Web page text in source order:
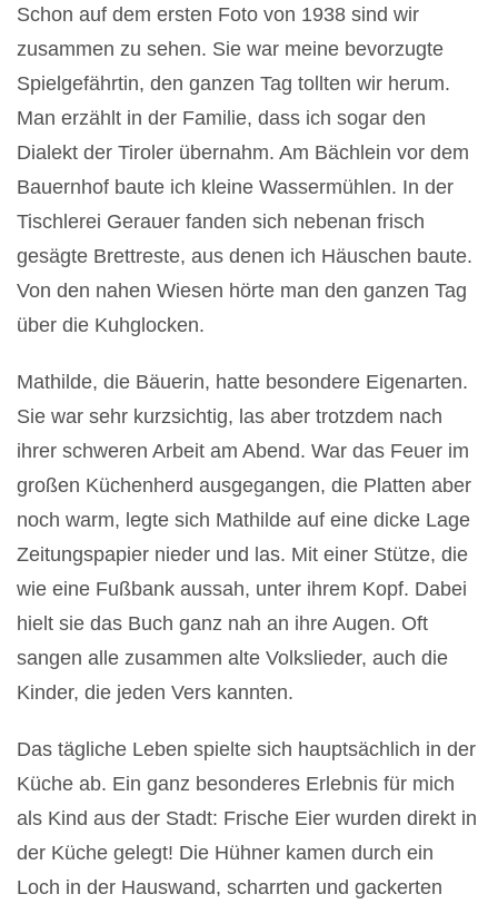
Schon auf dem ersten Foto von 1938 sind wir
zusammen zu sehen. Sie war meine bevorzugte
Spielgefährtin, den ganzen Tag tollten wir herum.
Man erzählt in der Familie, dass ich sogar den
Dialekt der Tiroler übernahm. Am Bächlein vor dem
Bauernhof baute ich kleine Wassermühlen. In der
Tischlerei Gerauer fanden sich nebenan frisch
gesägte Brettreste, aus denen ich Häuschen baute.
Von den nahen Wiesen hörte man den ganzen Tag
über die Kuhglocken.
Mathilde, die Bäuerin, hatte besondere Eigenarten.
Sie war sehr kurzsichtig, las aber trotzdem nach
ihrer schweren Arbeit am Abend. War das Feuer im
großen Küchenherd ausgegangen, die Platten aber
noch warm, legte sich Mathilde auf eine dicke Lage
Zeitungspapier nieder und las. Mit einer Stütze, die
wie eine Fußbank aussah, unter ihrem Kopf. Dabei
hielt sie das Buch ganz nah an ihre Augen. Oft
sangen alle zusammen alte Volkslieder, auch die
Kinder, die jeden Vers kannten.
Das tägliche Leben spielte sich hauptsächlich in der
Küche ab. Ein ganz besonderes Erlebnis für mich
als Kind aus der Stadt: Frische Eier wurden direkt in
der Küche gelegt! Die Hühner kamen durch ein
Loch in der Hauswand, scharrten und gackerten